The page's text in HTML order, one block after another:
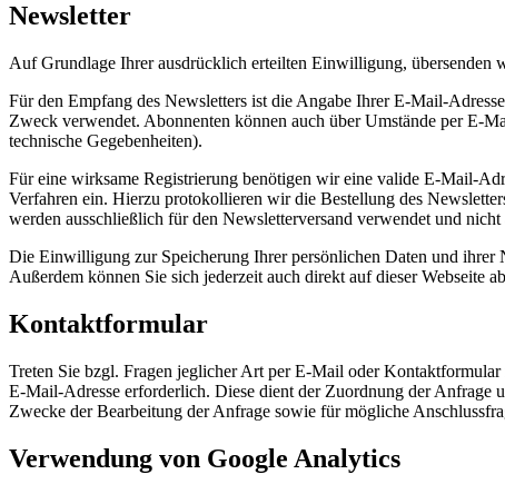
Newsletter
Auf Grundlage Ihrer ausdrücklich erteilten Einwilligung, übersenden
Für den Empfang des Newsletters ist die Angabe Ihrer E-Mail-
Zweck verwendet. Abonnenten können auch über Umstände per E-
technische Gegebenheiten).
Für eine wirksame Registrierung benötigen wir eine valide E-Mail-
Verfahren ein. Hierzu protokollieren wir die Bestellung des
werden ausschließlich für den Newsletterversand verwendet und
Die Einwilligung zur Speicherung Ihrer persönlichen Daten und ihrer
Außerdem können Sie sich jederzeit auch direkt auf dieser Webseite
Kontaktformular
Treten Sie bzgl. Fragen jeglicher Art per E-Mail oder
E-Mail-Adresse erforderlich. Diese dient der Zuordnung der Anfrage
Zwecke der Bearbeitung der Anfrage sowie für mögliche
Verwendung von Google Analytics